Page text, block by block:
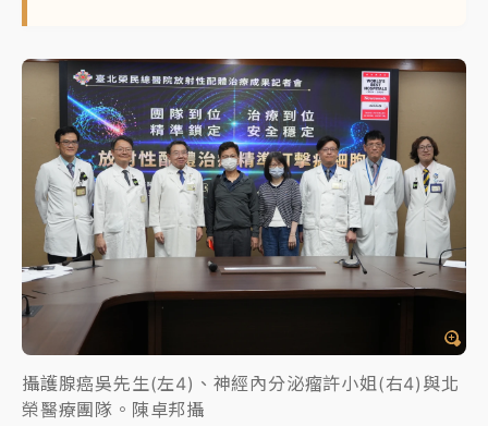
攝護腺癌吳先生(左4)、神經內分泌瘤許小姐(右4)與北
榮醫療團隊。陳卓邦攝